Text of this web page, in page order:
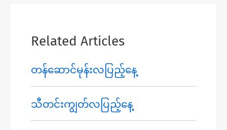
Related Articles
တန်ဆောင်မုန်းလပြည့်နေ့
သီတင်းကျွတ်လပြည့်နေ့